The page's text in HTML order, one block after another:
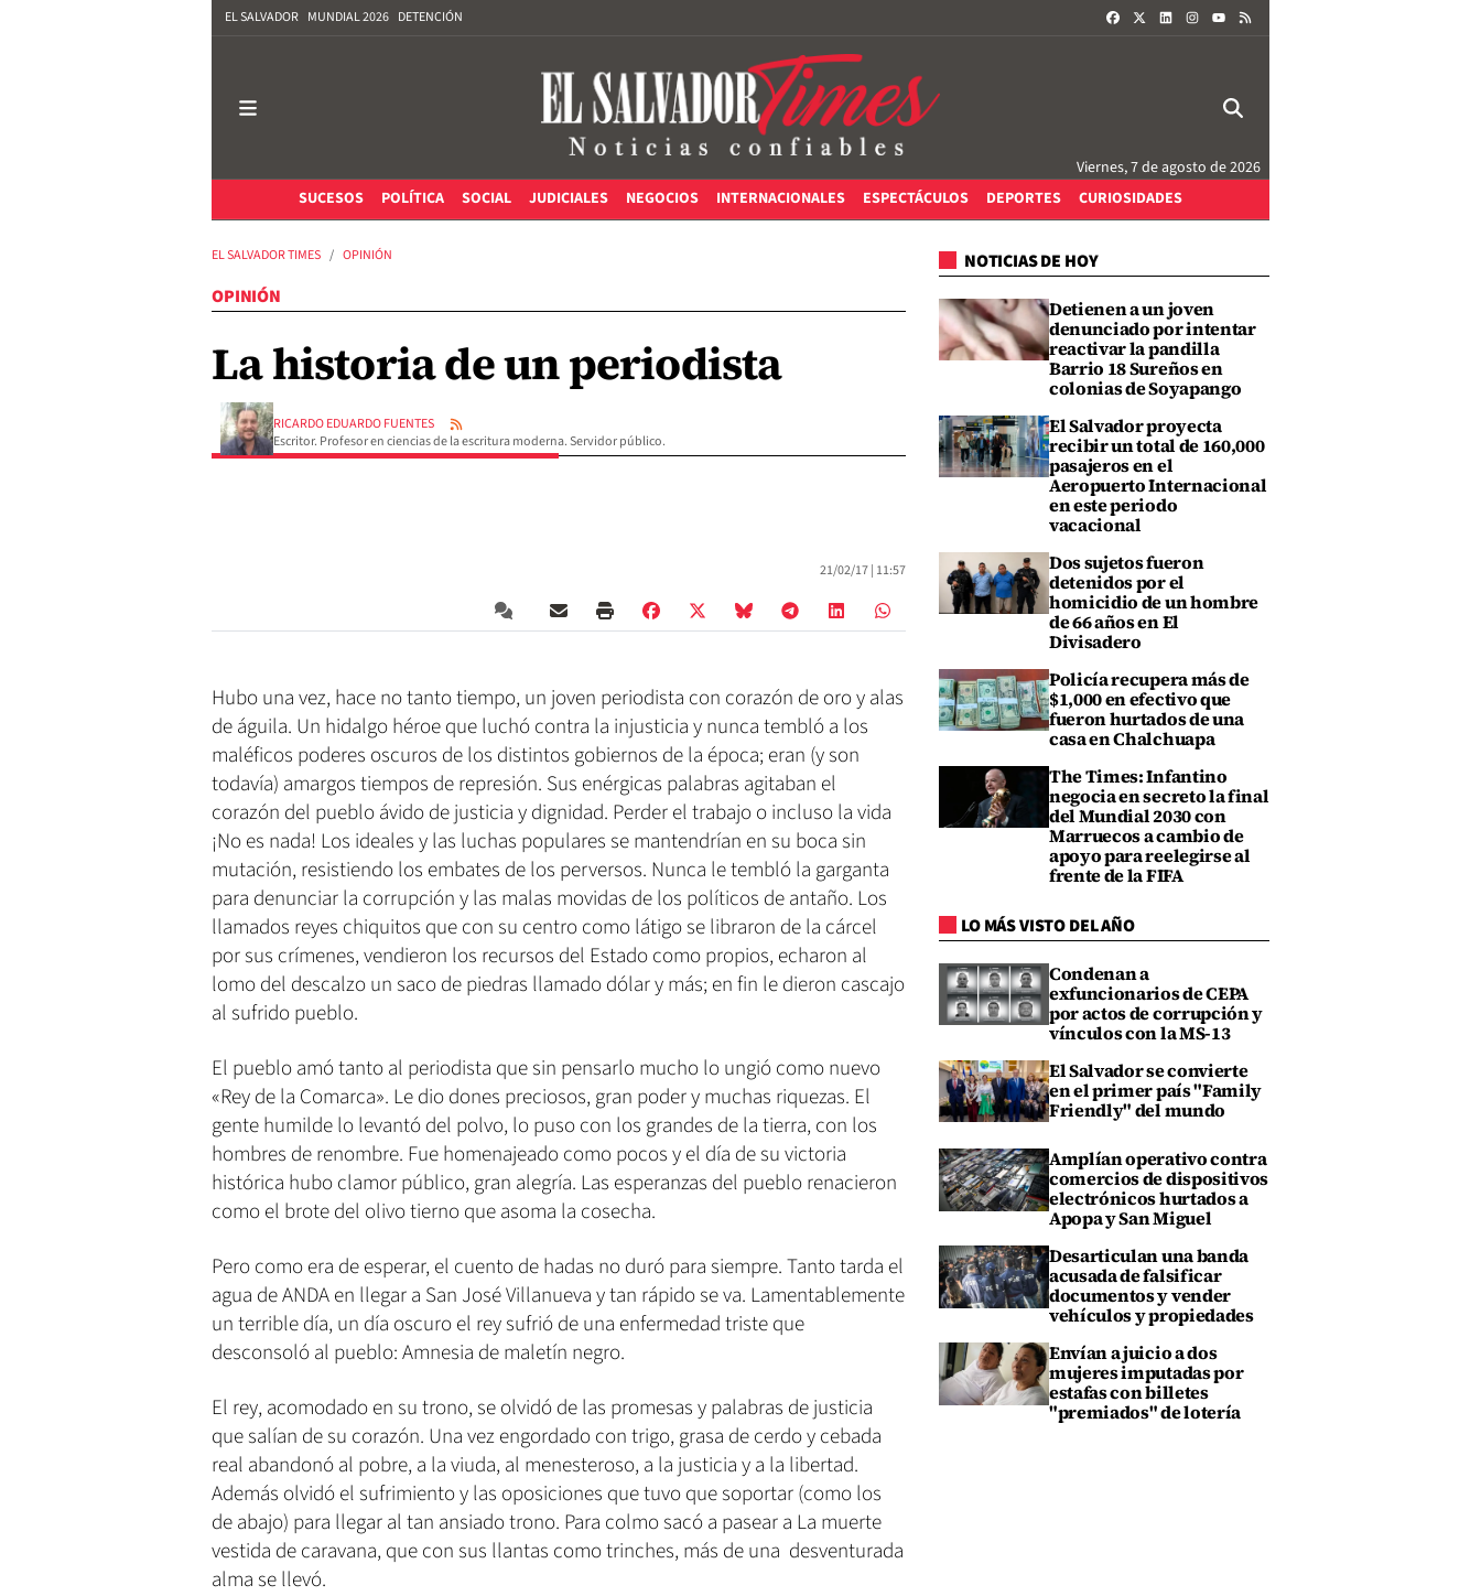
EL SALVADOR MUNDIAL 2026 DETENCIÓN FACEBOOKLINKEDININSTAGRAM
Viernes, 7 de agosto de 2026
SUCESOS
POLÍTICA SOCIAL JUDICIALES NEGOCIOS INTERNACIONALES ESPECTÁCULOS DEPORTES CURIOSIDADES
EL SALVADOR TIMES OPINIÓN
OPINIÓN
La historia de un periodista
RICARDO EDUARDO FUENTES
Escritor. Profesor en ciencias de la escritura moderna. Servidor público.
21/02/17 | 11:57
Hubo una vez, hace no tanto tiempo, un joven periodista con corazón de oro y alas
de águila. Un hidalgo héroe que luchó contra la injusticia y nunca tembló a los
maléficos poderes oscuros de los distintos gobiernos de la época; eran (y son
todavía) amargos tiempos de represión. Sus enérgicas palabras agitaban el
corazón del pueblo ávido de justicia y dignidad. Perder el trabajo o incluso la vida
¡No es nada! Los ideales y las luchas populares se mantendrían en su boca sin
mutación, resistiendo los embates de los perversos. Nunca le tembló la garganta
para denunciar la corrupción y las malas movidas de los políticos de antaño. Los
llamados reyes chiquitos que con su centro como látigo se libraron de la cárcel
por sus crímenes, vendieron los recursos del Estado como propios, echaron al
lomo del descalzo un saco de piedras llamado dólar y más; en fin le dieron cascajo
al sufrido pueblo.
El pueblo amó tanto al periodista que sin pensarlo mucho lo ungió como nuevo
«Rey de la Comarca». Le dio dones preciosos, gran poder y muchas riquezas. El
gente humilde lo levantó del polvo, lo puso con los grandes de la tierra, con los
hombres de renombre. Fue homenajeado como pocos y el día de su victoria
histórica hubo clamor público, gran alegría. Las esperanzas del pueblo renacieron
como el brote del olivo tierno que asoma la cosecha.
Pero como era de esperar, el cuento de hadas no duró para siempre. Tanto tarda el
agua de ANDA en llegar a San José Villanueva y tan rápido se va. Lamentablemente
un terrible día, un día oscuro el rey sufrió de una enfermedad triste que
desconsoló al pueblo: Amnesia de maletín negro.
El rey, acomodado en su trono, se olvidó de las promesas y palabras de justicia
que salían de su corazón. Una vez engordado con trigo, grasa de cerdo y cebada
real abandonó al pobre, a la viuda, al menesteroso, a la justicia y a la libertad.
Además olvidó el sufrimiento y las oposiciones que tuvo que soportar (como los
de abajo) para llegar al tan ansiado trono. Para colmo sacó a pasear a La muerte
vestida de caravana, que con sus llantas como trinches, más de una desventurada
alma se llevó.
NOTICIAS DE HOY
Detienen a un joven
denunciado por intentar
reactivar la pandilla
Barrio 18 Sureños en
colonias de Soyapango
El Salvador proyecta
recibir un total de 160,000
pasajeros en el
Aeropuerto Internacional
en este periodo
vacacional
Dos sujetos fueron
detenidos por el
homicidio de un hombre
de 66 años en El
Divisadero
Policía recupera más de
$1,000 en efectivo que
fueron hurtados de una
casa en Chalchuapa
The Times: Infantino
negocia en secreto la final
del Mundial 2030 con
Marruecos a cambio de
apoyo para reelegirse al
frente de la FIFA
LO MÁS VISTO DEL AÑO
Condenan a
exfuncionarios de CEPA
por actos de corrupción y
vínculos con la MS-13
El Salvador se convierte
en el primer país "Family
Friendly" del mundo
Amplían operativo contra
comercios de dispositivos
electrónicos hurtados a
Apopa y San Miguel
Desarticulan una banda
acusada de falsificar
documentos y vender
vehículos y propiedades
Envían a juicio a dos
mujeres imputadas por
estafas con billetes
"premiados" de lotería